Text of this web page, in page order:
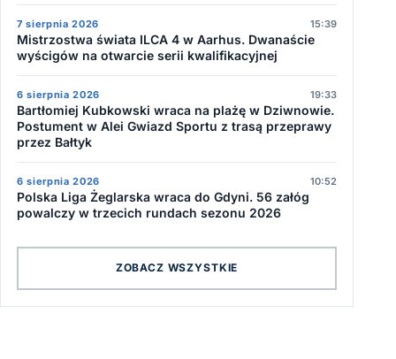
7 sierpnia 2026 15:39
Mistrzostwa świata ILCA 4 w Aarhus. Dwanaście
wyścigów na otwarcie serii kwalifikacyjnej
6 sierpnia 2026 19:33
Bartłomiej Kubkowski wraca na plażę w Dziwnowie.
Postument w Alei Gwiazd Sportu z trasą przeprawy
przez Bałtyk
6 sierpnia 2026 10:52
Polska Liga Żeglarska wraca do Gdyni. 56 załóg
powalczy w trzecich rundach sezonu 2026
ZOBACZ WSZYSTKIE